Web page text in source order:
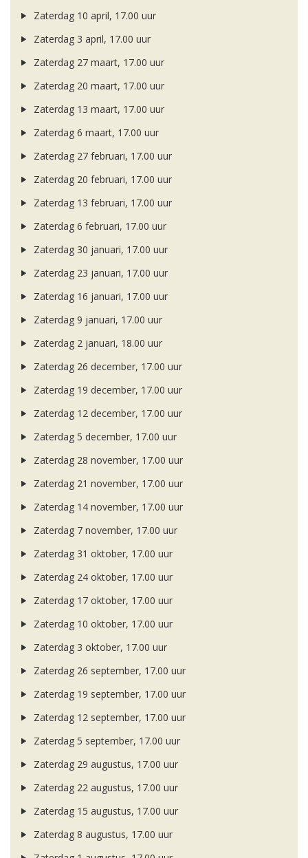
Zaterdag 10 april, 17.00 uur
Zaterdag 3 april, 17.00 uur
Zaterdag 27 maart, 17.00 uur
Zaterdag 20 maart, 17.00 uur
Zaterdag 13 maart, 17.00 uur
Zaterdag 6 maart, 17.00 uur
Zaterdag 27 februari, 17.00 uur
Zaterdag 20 februari, 17.00 uur
Zaterdag 13 februari, 17.00 uur
Zaterdag 6 februari, 17.00 uur
Zaterdag 30 januari, 17.00 uur
Zaterdag 23 januari, 17.00 uur
Zaterdag 16 januari, 17.00 uur
Zaterdag 9 januari, 17.00 uur
Zaterdag 2 januari, 18.00 uur
Zaterdag 26 december, 17.00 uur
Zaterdag 19 december, 17.00 uur
Zaterdag 12 december, 17.00 uur
Zaterdag 5 december, 17.00 uur
Zaterdag 28 november, 17.00 uur
Zaterdag 21 november, 17.00 uur
Zaterdag 14 november, 17.00 uur
Zaterdag 7 november, 17.00 uur
Zaterdag 31 oktober, 17.00 uur
Zaterdag 24 oktober, 17.00 uur
Zaterdag 17 oktober, 17.00 uur
Zaterdag 10 oktober, 17.00 uur
Zaterdag 3 oktober, 17.00 uur
Zaterdag 26 september, 17.00 uur
Zaterdag 19 september, 17.00 uur
Zaterdag 12 september, 17.00 uur
Zaterdag 5 september, 17.00 uur
Zaterdag 29 augustus, 17.00 uur
Zaterdag 22 augustus, 17.00 uur
Zaterdag 15 augustus, 17.00 uur
Zaterdag 8 augustus, 17.00 uur